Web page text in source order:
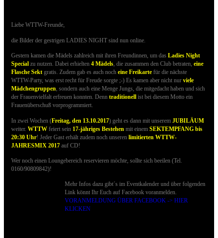
Liebe WTTW-Freunde,
die Bilder der gestrigen LADIES NIGHT sind nun online.
Gestern kamen die Mädels zahlreich mit ihren Freundinnen, um das Ladies Night
Special zu nutzen. Dabei erhielten 4 Mädels, die zusammen den Club betraten, eine
Flasche Sekt gratis. Zudem gab es auch noch eine Freikarte für die nächste
WTTW-Party, was erst recht für Freude sorgte ;-) Es kamen aber nicht nur viele
Mädchengruppen, sondern auch eine Menge Jungs, die mitgedacht haben und sich
der Frauenvielfalt erfreuen konnten. Denn traditionell ist bei diesem Motto ein
Frauenüberschuß vorprogrammiert.
In zwei Wochen (Freitag, den 13.10.2017) geht es dann mit unserem JUBILÄUM
weiter. WTTW feiert sein 17-jähriges Bestehen mit einem SEKTEMPFANG bis
20:30 Uhr! Jeder Gast erhält zudem noch unseren limitierten WTTW-
JAHRESMIX 2017 auf CD!
Wer noch einen Loungebereich reservieren möchte, sollte sich beeilen (Tel.
0160/90809842)!
Mehr Infos dazu gibt´s im Eventkalender und über folgenden
Link könnt Ihr Euch auf Facebook voranmelden.
VORANMELDUNG ÜBER FACEBOOK -> HIER
KLICKEN